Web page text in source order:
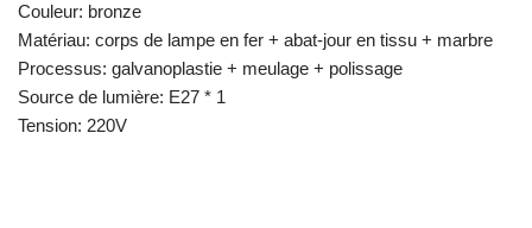
Couleur: bronze
Matériau: corps de lampe en fer + abat-jour en tissu + marbre
Processus: galvanoplastie + meulage + polissage
Source de lumière: E27 * 1
Tension: 220V